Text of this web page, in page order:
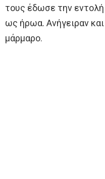
τους έδωσε την εντολή
ως ήρωα. Ανήγειραν
μάρμαρο.